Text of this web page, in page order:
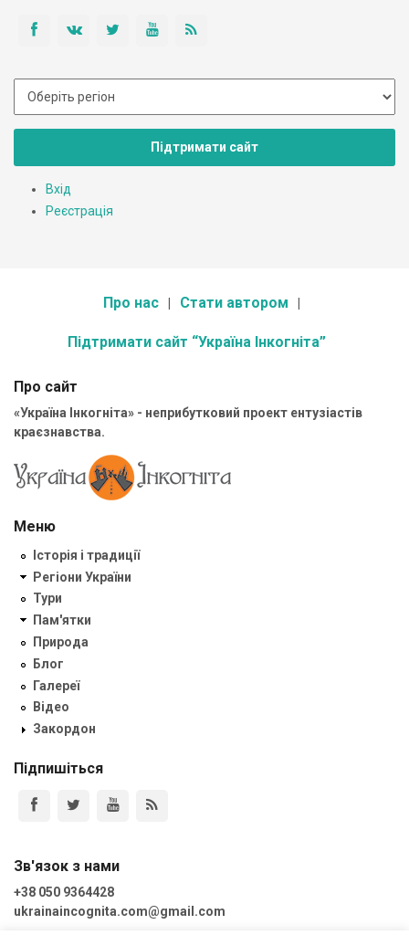
Підтримати сайт
Вхід
Реєстрація
Про нас Стати автором
Підтримати сайт “Україна Інкогніта”
Про сайт
«Україна Інкогніта» - неприбутковий проект ентузіастів
краєзнавства.
Меню
Історія і традиції
Регіони України
Тури
Пам'ятки
Природа
Блог
Галереї
Відео
Закордон
Підпишіться
Зв'язок з нами
+38 050 9364428
ukrainaincognita.com@gmail.com